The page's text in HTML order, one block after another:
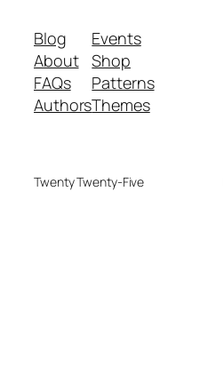
Blog
About
FAQs
Authors
Events
Shop
Patterns
Themes
Twenty Twenty-Five